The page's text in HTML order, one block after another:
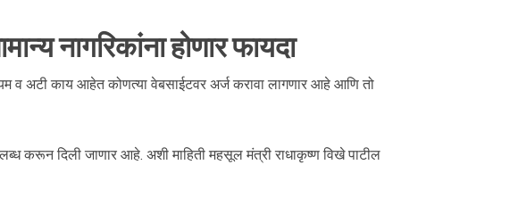
नागरिकांना होणार फायदा
व अटी काय आहेत कोणत्या वेबसाईटवर अर्ज करावा लागणार आहे आणि तो
करून दिली जाणार आहे. अशी माहिती महसूल मंत्री राधाकृष्ण विखे पाटील